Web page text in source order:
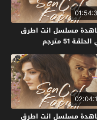
مسلسل انت اطرق
51 مترجم
مسلسل انت اطرق